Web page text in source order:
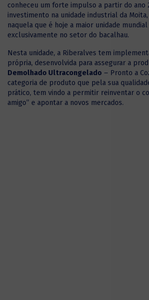
conheceu um forte impulso a partir do ano
investimento na unidade industrial da
naquela que é hoje a maior unidade
exclusivamente no setor do bacalhau.
Nesta unidade, a Riberalves tem
própria, desenvolvida para assegurar a
Demolhado Ultracongelado – Pronto a
categoria de produto que pela sua
prático, tem vindo a permitir reinventar o
amigo” e apontar a novos mercados.